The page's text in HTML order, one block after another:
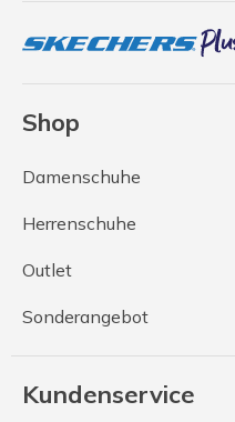
Shop
Damenschuhe
Herrenschuhe
Outlet
Sonderangebot
Kundenservice